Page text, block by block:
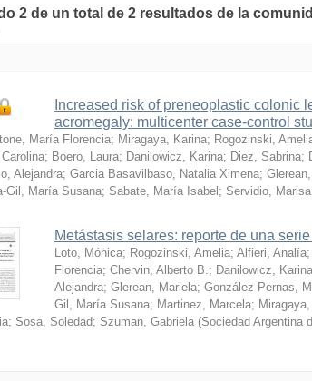
2 de un total de 2 resultados de la
Increased risk of preneoplastic colonic
acromegaly: multicenter case-control
María Florencia; Miragaya, Karina; Rogozinski,
; Boero, Laura; Danilowicz, Karina; Diez, Sabrina;
Alejandra; Garcia Basavilbaso, Natalia Ximena;
Gil, María Susana; Sabate, María Isabel ; Servidio, Marisa
Metástasis selares: reporte de una
Loto, Mónica; Rogozinski, Amelia; Alfieri, Analía;
Florencia; Chervin, Alberto B.; Danilowicz, Karina
Alejandra; Glerean, Mariela; González Pernas,
Gil, María Susana; Martinez, Marcela;
; Sosa, Soledad; Szuman, Gabriela (Sociedad Argentina